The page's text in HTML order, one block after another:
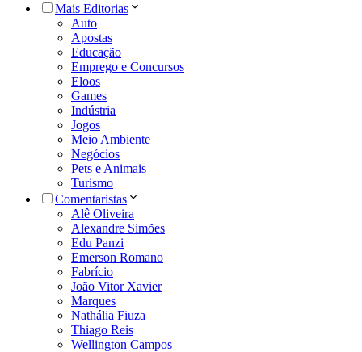
Mais Editorias
Auto
Apostas
Educação
Emprego e Concursos
Eloos
Games
Indústria
Jogos
Meio Ambiente
Negócios
Pets e Animais
Turismo
Comentaristas
Alê Oliveira
Alexandre Simões
Edu Panzi
Emerson Romano
Fabrício
João Vitor Xavier
Marques
Nathália Fiuza
Thiago Reis
Wellington Campos